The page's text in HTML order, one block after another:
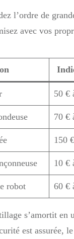
l’ordre de
avec vos
50 €
70 €
150
10 €
robot 60 €
s’amortit en
est assurée,